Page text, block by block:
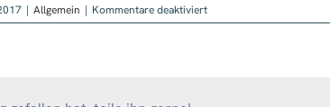
| Allgemein | Kommentare deaktiviertfür
Forschung